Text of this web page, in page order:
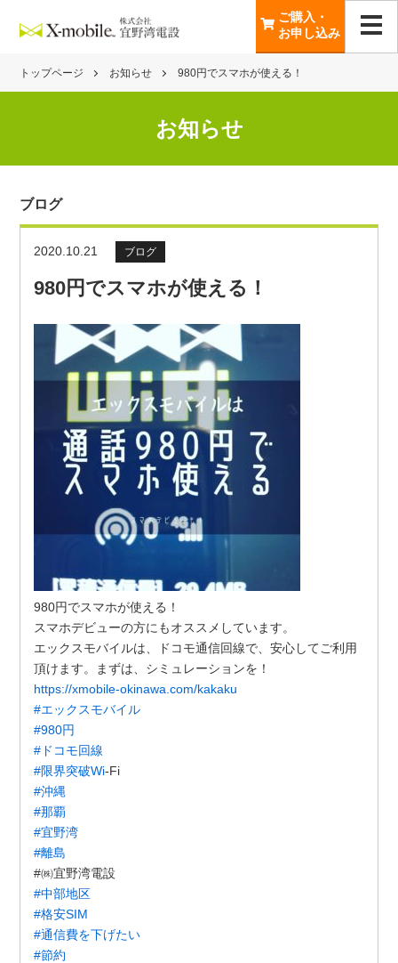
ご購入・
お申し込み
トップページ お知らせ 980円でスマホが使える！
お知らせ
ブログ
2020.10.21 ブログ
980円でスマホが使える！
980円でスマホが使える！
スマホデビューの方にもオススメしています。
エックスモバイルは、ドコモ通信回線で、安心してご利用
頂けます。まずは、シミュレーションを！
https://xmobile-okinawa.com/kakaku
#エックスモバイル
#980円
#ドコモ回線
#限界突破Wi-Fi
#沖縄
#那覇
#宜野湾
#離島
#㈱宜野湾電設
#中部地区
#格安SIM
#通信費を下げたい
#節約